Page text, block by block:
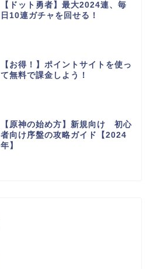
【ドット勇者】最大2024連、毎
日10連ガチャを回せる！
【お得！】ポイントサイトを使っ
て無料で課金しよう！
【原神の始め方】新規向け 初心
者向け序盤の攻略ガイド【2024
年】